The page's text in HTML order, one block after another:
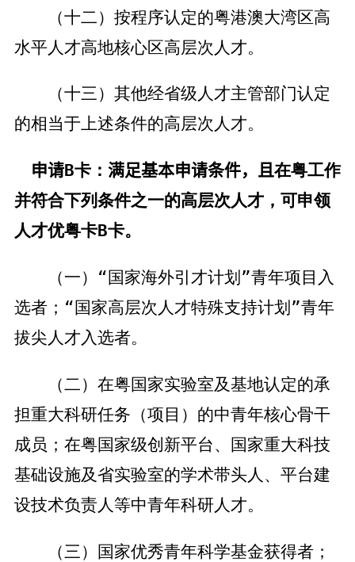
（十二）按程序认定的粤港澳大湾区高
水平人才高地核心区高层次人才。
（十三）其他经省级人才主管部门认定
的相当于上述条件的高层次人才。
申请B卡： 满足基本申请条件，且在粤工作
并符合下列条件之一的高层次人才，可申领
人才优粤卡B卡。
（一）“国家海外引才计划”青年项目入
选者；“国家高层次人才特殊支持计划”青年
拔尖人才入选者。
（二）在粤国家实验室及基地认定的承
担重大科研任务（项目）的中青年核心骨干
成员；在粤国家级创新平台、国家重大科技
基础设施及省实验室的学术带头人、平台建
设技术负责人等中青年科研人才。
（三）国家优秀青年科学基金获得者；